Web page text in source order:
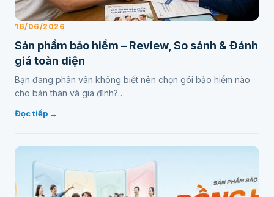
16/06/2026
Sản phẩm bảo hiểm – Review, So sánh & Đánh
giá toàn diện
Bạn đang phân vân không biết nên chọn gói bảo hiểm nào
cho bản thân và gia đình?…
Đọc tiếp →